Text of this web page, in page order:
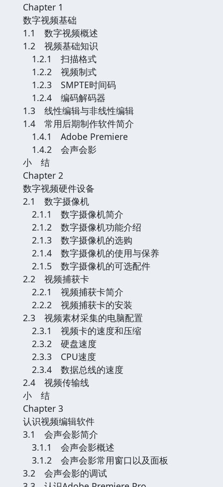
Chapter 1
数字视频基础
1.1 数字视频概述
1.2 视频基础知识
1.2.1 扫描格式
1.2.2 视频制式
1.2.3 SMPTE时间码
1.2.4 编码解码器
1.3 线性编辑与非线性编辑
1.4 常用后期制作软件简介
1.4.1 Adobe Premiere
1.4.2 会声会影
小 结
Chapter 2
数字视频硬件设备
2.1 数字摄像机
2.1.1 数字摄像机简介
2.1.2 数字摄像机功能介绍
2.1.3 数字摄像机的选购
2.1.4 数字摄像机的使用与保养
2.1.5 数字摄像机的可选配件
2.2 视频捕获卡
2.2.1 视频捕获卡简介
2.2.2 视频捕获卡的安装
2.3 视频素材采集的电脑配置
2.3.1 视频卡的速度和压缩
2.3.2 硬盘速度
2.3.3 CPU速度
2.3.4 数据总线的速度
2.4 视频传输线
小 结
Chapter 3
认识视频编辑软件
3.1 会声会影简介
3.1.1 会声会影概述
3.1.2 会声会影常用窗口以及面板
3.2 会声会影的调试